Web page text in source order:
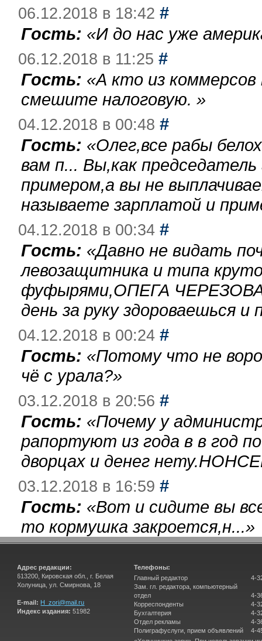
06.12.2018 в 18:42 #
Гость: «И до нас уже
06.12.2018 в 11:25 #
Гость: «А кто из
смешите налоговую. »
04.12.2018 в 00:48 #
Гость: «Олег,все рабы
вам п... Вы,как
примером,а вы не
называете зарплатой и
04.12.2018 в 00:34 #
Гость: «Давно не видать
левозащитника и типа
фуфырями,ОПЕГА
день за руку здороваешься
04.12.2018 в 00:24 #
Гость: «Потому что не
чё с урала?»
03.12.2018 в 20:56 #
Гость: «Почему у
рапортуют из года в в год
дворцах и денег
03.12.2018 в 16:59 #
Гость: «Вот и сидите вы
то кормушка закроется,н...»
Адрес редакции:
613200, Кировская обл., г. Белая
Холуница, ул. Смирнова, 18
E-mail: H_zori@mail.ru
Индекс издания: 51982
Телефоны:
Главный редактор
Зам. гл. редактора, компьютерный
отдел
Корреспонденты
Бухгалтерия
Отдел рекламы
Полиграфуслуги, прием объявлений
4-
4-
4-
4-
4-
4-